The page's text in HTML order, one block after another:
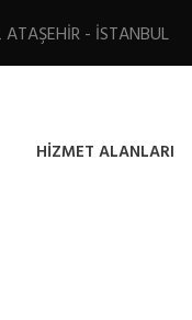
- İSTANBUL
HIZMET ALANLARI